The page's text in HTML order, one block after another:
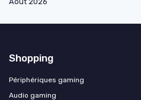
Shopping
Périphériques gaming
Audio gaming